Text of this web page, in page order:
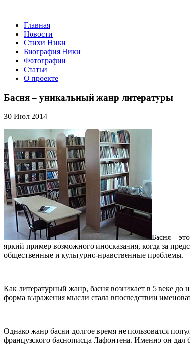
Главная
Новости
Стихи Ники
Биография Ники
Фотографии
Статьи
О проекте
Басня – уникальный жанр литературы
30 Июл 2014
Басня –
яркий пример возможного иносказания, когда за
общественные и культурно-нравственные проблемы.
Как литературный жанр, басня возникает в 5 веке
форма выражения мысли стала впоследствии
Однако жанр басни долгое время не пользовался
французского баснописца Лафонтена. Именно он дал